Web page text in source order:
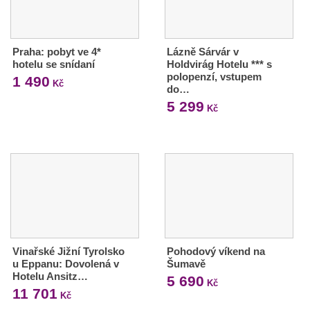
Praha: pobyt ve 4*
hotelu se snídaní
1 490 Kč
Lázně Sárvár v
Holdvirág Hotelu *** s
polopenzí, vstupem
do…
5 299 Kč
Vinařské Jižní Tyrolsko
u Eppanu: Dovolená v
Hotelu Ansitz…
11 701 Kč
Pohodový víkend na
Šumavě
5 690 Kč